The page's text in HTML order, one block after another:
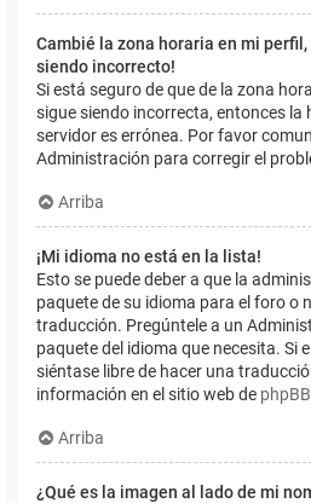
Cambié la zona horaria en mi perfil,
siendo incorrecto!
Si está seguro de que de la zona
sigue siendo incorrecta, entonces la
servidor es errónea. Por favor
Administración para corregir el
Arriba
¡Mi idioma no está en la lista!
Esto se puede deber a que la
paquete de su idioma para el foro o
traducción. Pregúntele a un
paquete del idioma que necesita. Si
siéntase libre de hacer una
información en el sitio web de phpBB
Arriba
¿Qué es la imagen al lado de mi